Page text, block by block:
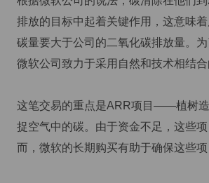
排放的目标中起着关键作用，这意味
碳量要大于公司的二氧化碳排放量。为
微软公司致力于采用自然和技术相结合
这笔交易的重点是ARR项目——植树
捉空气中的碳。由于资金不足，这些
而，微软的长期购买有助于确保这些项